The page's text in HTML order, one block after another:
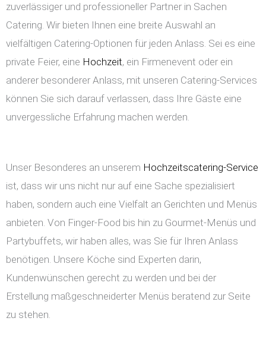
zuverlässiger und professioneller Partner in Sachen
Catering. Wir bieten Ihnen eine breite Auswahl an
vielfältigen Catering-Optionen für jeden Anlass. Sei es eine
private Feier, eine Hochzeit, ein Firmenevent oder ein
anderer besonderer Anlass, mit unseren Catering-Services
können Sie sich darauf verlassen, dass Ihre Gäste eine
unvergessliche Erfahrung machen werden.
Unser Besonderes an unserem Hochzeitscatering-Service
ist, dass wir uns nicht nur auf eine Sache spezialisiert
haben, sondern auch eine Vielfalt an Gerichten und Menüs
anbieten. Von Finger-Food bis hin zu Gourmet-Menüs und
Partybuffets, wir haben alles, was Sie für Ihren Anlass
benötigen. Unsere Köche sind Experten darin,
Kundenwünschen gerecht zu werden und bei der
Erstellung maßgeschneiderter Menüs beratend zur Seite
zu stehen.